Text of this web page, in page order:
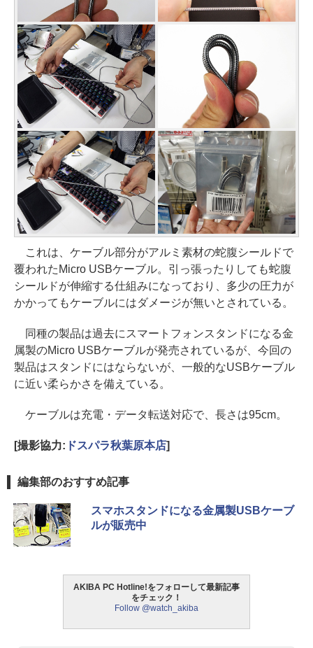
これは、ケーブル部分がアルミ素材の蛇腹シールドで
覆われたMicro USBケーブル。引っ張ったりしても蛇腹
シールドが伸縮する仕組みになっており、多少の圧力が
かかってもケーブルにはダメージが無いとされている。
同種の製品は過去にスマートフォンスタンドになる金
属製のMicro USBケーブルが発売されているが、今回の
製品はスタンドにはならないが、一般的なUSBケーブル
に近い柔らかさを備えている。
ケーブルは充電・データ転送対応で、長さは95cm。
[撮影協力: ドスパラ秋葉原本店]
編集部のおすすめ記事
スマホスタンドになる金属製USBケーブ
ルが販売中
AKIBA PC Hotline!をフォローして最新記事
をチェック！
Follow @watch_akiba